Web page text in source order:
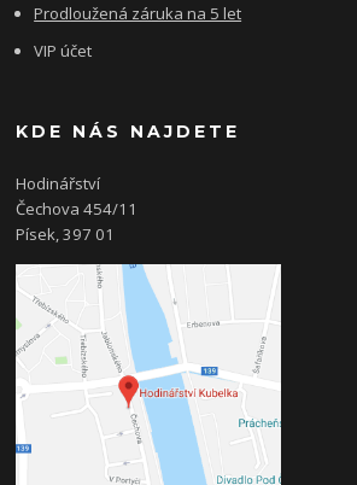
Prodloužená záruka na 5 let
VIP účet
KDE NÁS NAJDETE
Hodinářství
Čechova 454/11
Písek, 397 01